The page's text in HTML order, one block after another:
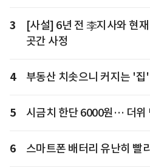
3
[사설] 6년 전 李지사와 현
곳간 사정
4 부동산 치솟으니 커지는 '
5 시금치 한단 6000원… 더위
6 스마트폰 배터리 유난히 빨